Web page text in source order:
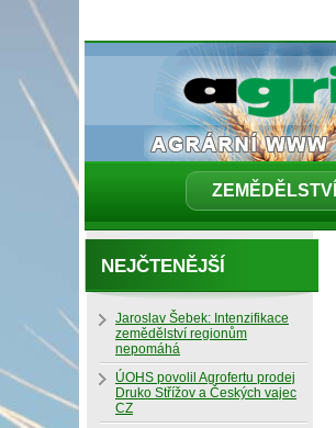
ZEMĚDĚLSTVÍ
NEJČTENĚJŠÍ
Jaroslav Šebek: Intenzifikace
zemědělství regionům
nepomáhá
ÚOHS povolil Agrofertu prodej
Druko Střížov a Českých vajec
CZ